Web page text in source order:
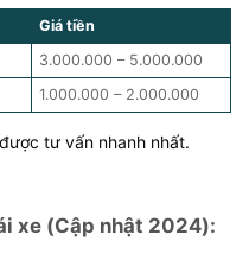
Giá tiền
3.000.000 – 5.000.000
1.000.000 – 2.000.000
tư vấn nhanh nhất.
xe (Cập nhật 2024):